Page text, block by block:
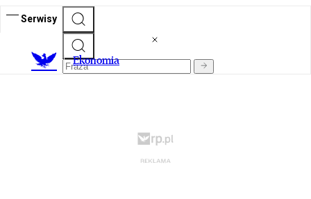
Serwisy
Ekonomia